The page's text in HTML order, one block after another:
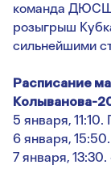
команда
розыгрыш
сильнейшими
Расписание
Колыванова-
5 января,
6 января,
7 января,